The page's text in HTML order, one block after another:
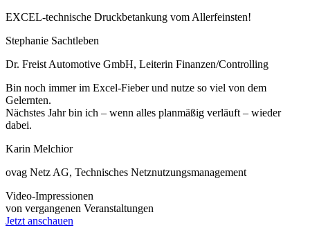
EXCEL-technische Druckbetankung vom Allerfeinsten!
Stephanie Sachtleben
Dr. Freist Automotive GmbH, Leiterin Finanzen/Controlling
Bin noch immer im Excel-Fieber und nutze so viel von dem
Gelernten.
Nächstes Jahr bin ich – wenn alles planmäßig verläuft – wieder
dabei.
Karin Melchior
ovag Netz AG, Technisches Netznutzungsmanagement
Video-Impressionen
von vergangenen Veranstaltungen
Jetzt anschauen